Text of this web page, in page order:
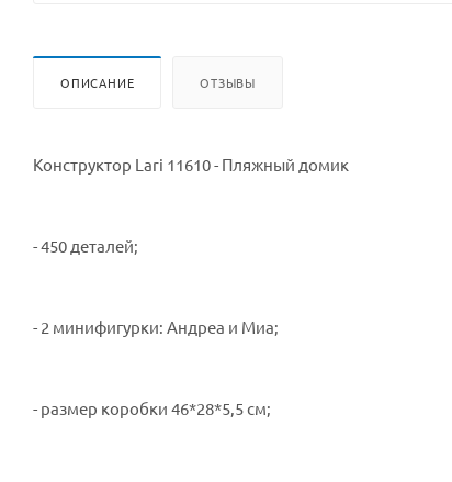
ОПИСАНИЕ ОТЗЫВЫ
Конструктор Lari 11610 - Пляжный домик
- 450 деталей;
- 2 минифигурки: Андреа и Миа;
- размер коробки 46*28*5,5 см;